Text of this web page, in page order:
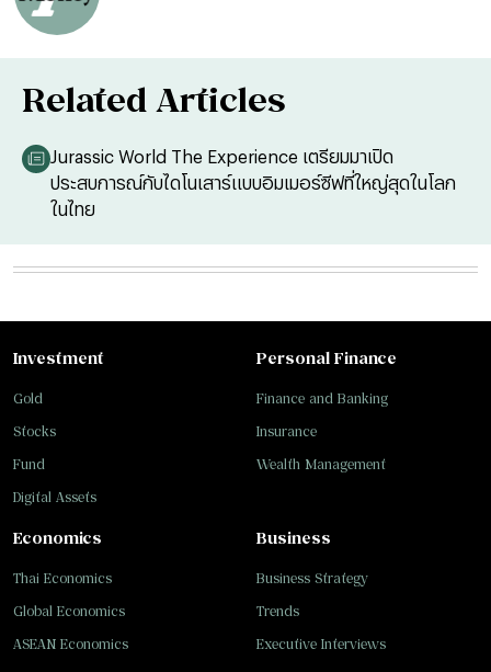
Related Articles
Jurassic World The Experience เตรียมมาเปิด
ประสบการณ์กับไดโนเสาร์แบบอิมเมอร์ซีฟที่ใหญ่สุดในโลก
ในไทย
Investment
Gold
Stocks
Fund
Digital Assets
Personal Finance
Finance and Banking
Insurance
Wealth Management
Business
Business Strategy
Trends
Executive Interviews
Economics
Thai Economics
Global Economics
ASEAN Economics